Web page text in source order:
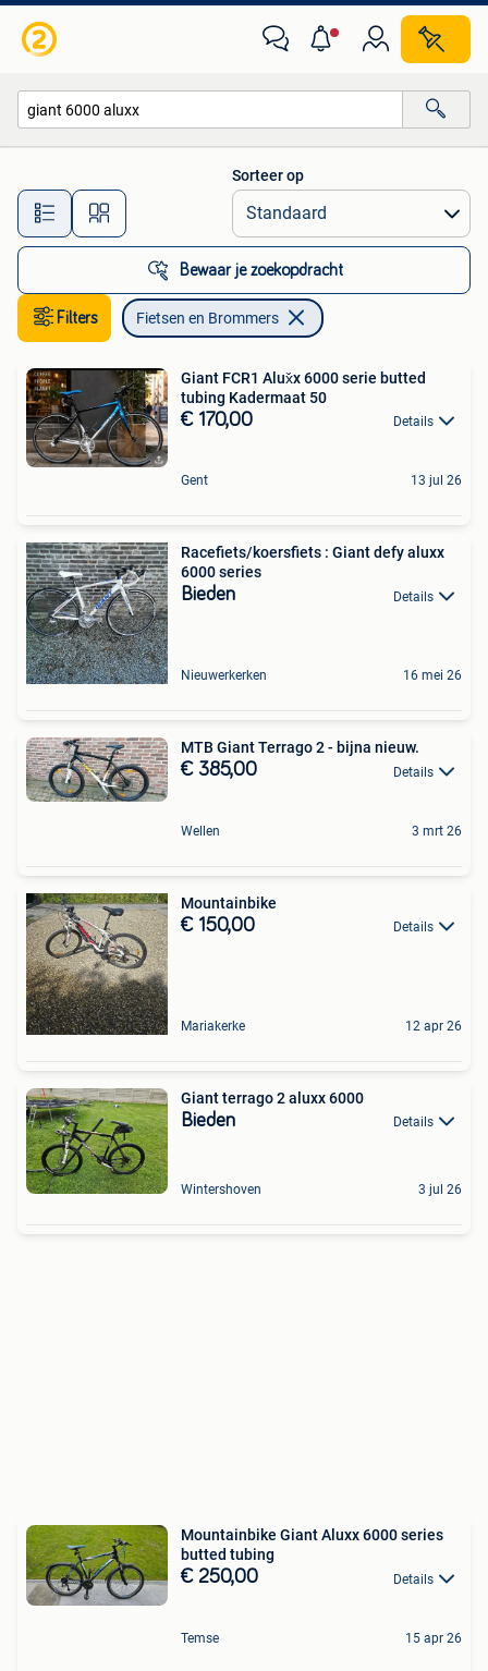
Alle afstanden…
Sorteer op
Bewaar je zoekopdracht
Filters Fietsen en Brommers
Giant FCR1 Alux̌x 6000 serie butted
tubing Kadermaat 50
€ 170,00 Details
Gent 13 jul 26
Racefiets/koersfiets : Giant defy aluxx
6000 series
Bieden Details
Nieuwerkerken 16 mei 26
MTB Giant Terrago 2 - bijna nieuw.
€ 385,00 Details
Wellen 3 mrt 26
Mountainbike
€ 150,00 Details
Mariakerke 12 apr 26
Giant terrago 2 aluxx 6000
Bieden Details
Wintershoven 3 jul 26
Mountainbike Giant Aluxx 6000 series
butted tubing
€ 250,00 Details
Temse 15 apr 26